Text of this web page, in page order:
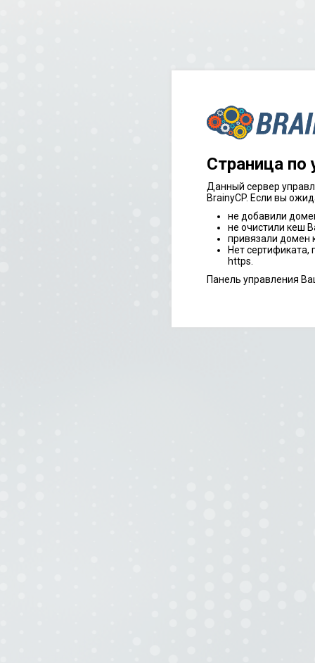
Страница
Данный сервер
BrainyCP. Если вы
не добавили
не очистили кеш
привязали домен
Нет сертификата,
https.
Панель управления